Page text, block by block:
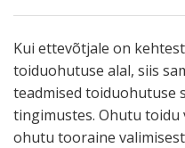
Kui ettevõtjale on
toiduohutuse alal, siis
teadmised toiduohutuse
tingimustes. Ohutu toidu
ohutu tooraine